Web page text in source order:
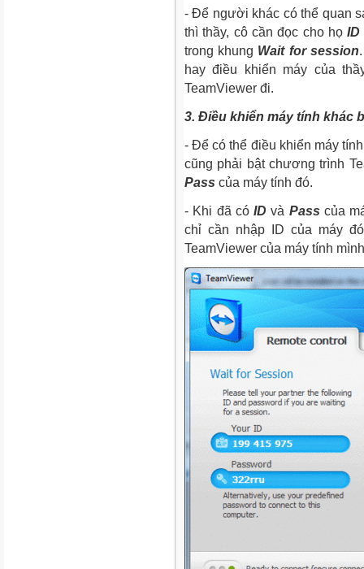
- Để người khác có thể quan
thì thầy, cô cần đọc cho họID
trong khung Wait for session
hay điều khiển máy của
TeamViewer đi.
3. Điều khiển máy tính khác
- Để có thể điều khiển máy
cũng phải bật chương trình
Pass của máy tính đó.
- Khi đã cóID và Pass của
chỉ cần nhập ID của máy
TeamViewer của máy tính